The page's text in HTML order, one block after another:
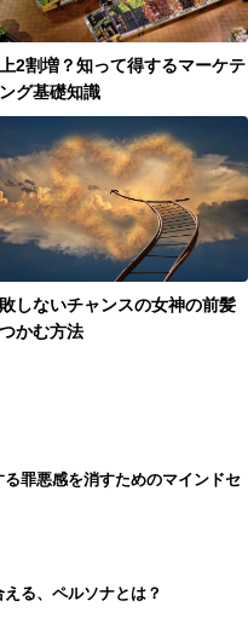
2割増？知って得するマーケテ
グ基礎知識
しないチャンスの女神の前髪
かむ方法
罪悪感を消すためのマインドセ
る、ペルソナとは？